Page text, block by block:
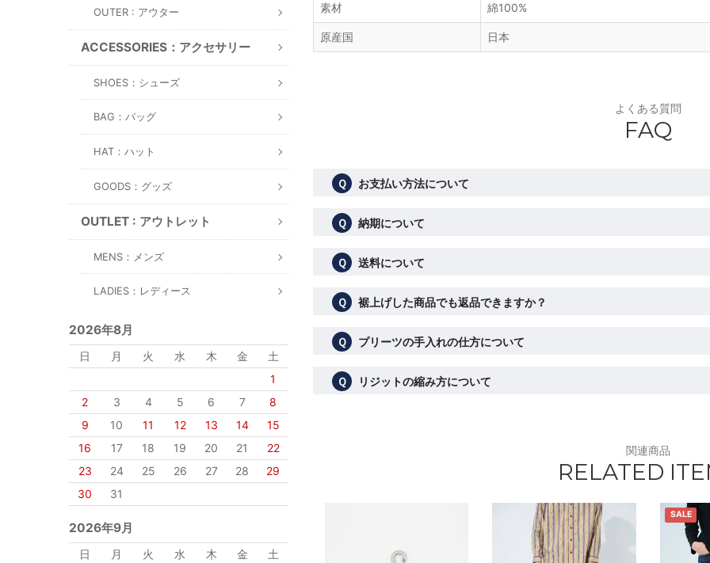
OUTER : アウター
ACCESSORIES：アクセサリー
SHOES：シューズ
BAG：バッグ
HAT：ハット
GOODS：グッズ
OUTLET : アウトレット
MENS：メンズ
LADIES：レディース
2026年8月
日 月 火 水 木 金
土
1
2
3 4 5 6 7
8
9
10 11 12 13 14
15
16
17 18 19 20 21
22
23
24 25 26 27 28
29
30
31
2026年9月
日 月 火 水 木 金 土
素材 綿100%
原産国 日本
よくある質問
FAQ
Ｑ お支払い方法について
Ｑ 納期について
Ｑ 送料について
Ｑ 裾上げした商品でも返品できますか？
Ｑ プリーツの手入れの仕方について
Ｑ リジットの縮み方について
関連商品
RELATED
SALE